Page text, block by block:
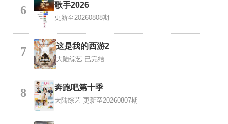
6 歌手2026
更新至20260808期
7 这是我的西游2
大陆综艺 已完结
8 奔跑吧第十季
大陆综艺 更新至20260807期